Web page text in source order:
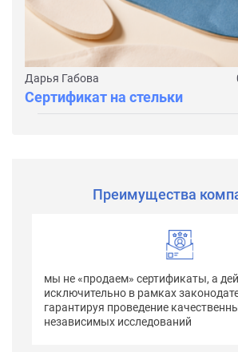
Дарья Габова
Сертификат на стельки
Преимущества
мы не «продаем» сертификаты, а
исключительно в рамках
гарантируя проведение
независимых исследований